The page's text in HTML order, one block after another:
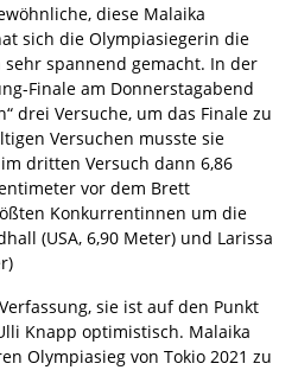
diese Malaika
sich die Olympiasiegerin die
spannend gemacht. In der
Finale am Donnerstagabend
drei Versuche, um das Finale zu
Versuchen musste sie
dritten Versuch dann 6,86
vor dem Brett
Konkurrentinnen um die
(USA, 6,90 Meter) und Larissa
sie ist auf den Punkt
Knapp optimistisch. Malaika
Olympiasieg von Tokio 2021 zu